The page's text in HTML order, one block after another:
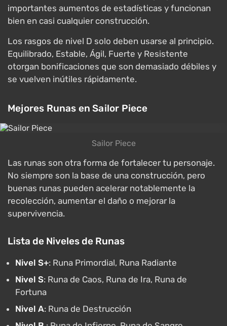
importantes aumentos de estadísticas y funcionan
bien en casi cualquier construcción.
Los rasgos de nivel D solo deben usarse al principio.
Equilibrado, Estable, Ágil, Fuerte y Resistente
otorgan bonificaciones que son demasiado débiles y
se vuelven inútiles rápidamente.
Mejores Runas en Sailor Piece
Sailor Piece
Las runas son otra forma de fortalecer tu personaje.
No siempre son la base de una construcción, pero
buenas runas pueden acelerar notablemente la
recolección, aumentar el daño o mejorar la
supervivencia.
Lista de Niveles de Runas
Nivel S+: Runa Primordial, Runa Radiante
Nivel S: Runa de Caos, Runa de Ira, Runa de
Fortuna
Nivel A: Runa de Destrucción